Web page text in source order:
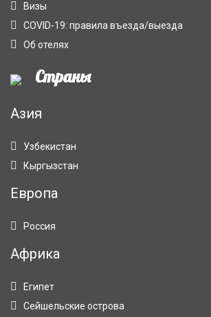
Визы
COVID-19: правила въезда/выезда
Об отелях
Страны
Азия
Узбекистан
Кыргызстан
Европа
Россия
Африка
Египет
Сейшельские острова